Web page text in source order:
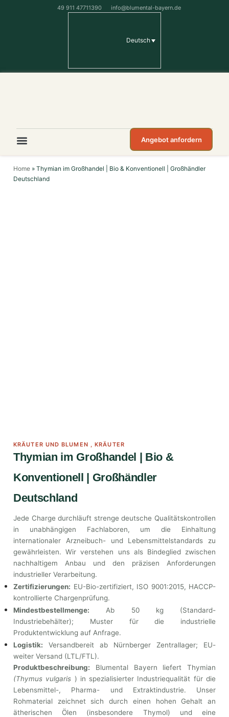
49 911 47711390 info@blumental-bayern.de
Deutsch
Angebot anfordern
Home » Thymian im Großhandel | Bio & Konventionell | Großhändler
Deutschland
KRÄUTER UND BLUMEN ,KRÄUTER
Thymian im Großhandel | Bio &
Konventionell | Großhändler
Deutschland
Jede Charge durchläuft strenge deutsche Qualitätskontrollen
in unabhängigen Fachlaboren, um die Einhaltung
internationaler Arzneibuch- und Lebensmittelstandards zu
gewährleisten. Wir verstehen uns als Bindeglied zwischen
nachhaltigem Anbau und den präzisen Anforderungen
industrieller Verarbeitung.
Zertifizierungen: EU-Bio-zertifiziert, ISO 9001:2015, HACCP-
kontrollierte Chargenprüfung.
Mindestbestellmenge: Ab 50 kg (Standard-
Industriebehälter); Muster für die industrielle
Produktentwicklung auf Anfrage.
Logistik: Versandbereit ab Nürnberger Zentrallager; EU-
weiter Versand (LTL/FTL).
Produktbeschreibung: Blumental Bayern liefert Thymian
(Thymus vulgaris ) in spezialisierter Industriequalität für die
Lebensmittel-, Pharma- und Extraktindustrie. Unser
Rohmaterial zeichnet sich durch einen hohen Gehalt an
ätherischen Ölen (insbesondere Thymol) und eine